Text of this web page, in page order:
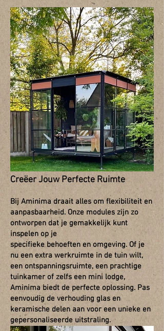
Creëer Jouw Perfecte Ruimte
Bij Aminima draait alles om flexibiliteit en
aanpasbaarheid. Onze modules zijn zo
ontworpen dat je gemakkelijk kunt
inspelen op je
specifieke behoeften en omgeving. Of je
nu een extra werkruimte in de tuin wilt,
een ontspanningsruimte, een prachtige
tuinkamer of zelfs een mini lodge,
Aminima biedt de perfecte oplossing. Pas
eenvoudig de verhouding glas en
keramische delen aan voor een unieke en
gepersonaliseerde uitstraling.